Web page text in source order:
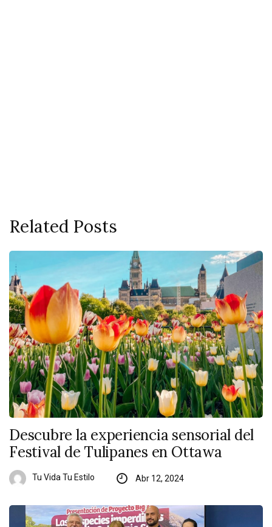
Related Posts
Descubre la experiencia sensorial del
Festival de Tulipanes en Ottawa
Tu Vida Tu Estilo Abr 12, 2024